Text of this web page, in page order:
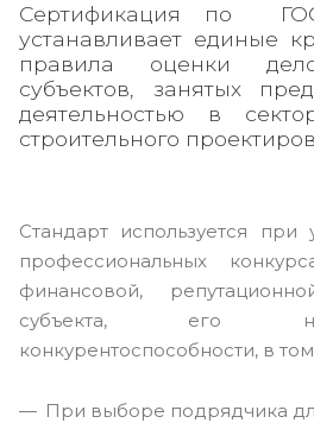
Сертификация по
устанавливает единые
правила оценки
субъектов, занятых
деятельностью в
строительного
Стандарт используется при
профессиональных
финансовой,
субъекта, его
конкурентоспособности, в
При выборе подрядчика